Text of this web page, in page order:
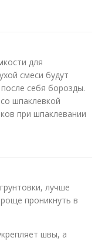
для
смеси будут
себя борозды.
шпаклевкой
при шпаклевании
лучше
проникнуть в
швы, а